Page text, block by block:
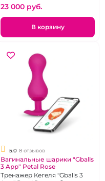
23 000 pуб.
В корзину
5.0 8 отзывов
Вагинальные шарики "Gballs
3 App" Petal Rose
Тренажер Кегеля "Gballs 3